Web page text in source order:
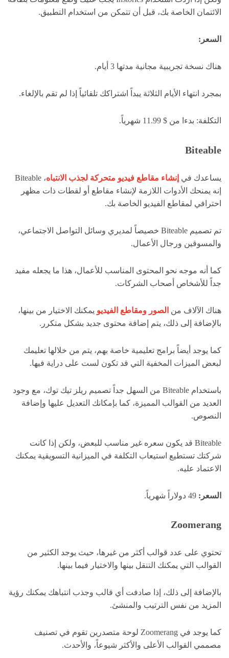
الائتمان الخاصة بك، قبل أن تتمكن من استخدام التطبيق.
السعر:
هناك نسخة تجريبية مجانية مدتها 3 أيام.
بمجرد انتهاء الأيام الثلاثة يبداً اشتراكك تلقائياً إذا لم تقم بالإلغاء.
التكلفة: بدءا من $ 11.99 شهرياً.
Biteable
يساعدك في إنشاء مقاطع فيديو متحركة لجذب الانتباه ، Biteable
إنه يمنحك الأدوات اللازمة لإنشاء مقاطع أو لقطات ذات مظهر
احترافي لمقاطع الفيديو الخاصة بك.
تم تصميم Biteable خصيصاً لمديري وسائل التواصل الاجتماعي،
والمسوقين ورجال الأعمال.
كما أنه موجه نحو المحتوى المناسب للأعمال، هذا ما يجعله مفيد
جداً للأشخاص أصحاب الشركات.
هناك الآلاف من الصور ومقاطع الفيديو يمكنك الاختيار من بينها،
بالإضافة إلى ذلك، يتم إضافة محتوى جديد بشكل متكرر.
كما يوجد أيضاً برامج تعليمية خاصة بهم، يتم من خلالها تعليمك
لبعض الميزات المخفية التي قد تكون لست على دراية فيها.
باستخدام Biteable من السهل جداً تصميم ريلز تيك توك، مع وجود
العديد من القوالب المميزة، كما بإمكانك التعديل عليها وإضافة
النصوص.
Biteable قد يكون سعره غير مناسب للبعض، ولكن إذا كانت
شركتك تستطيع استيعاب التكلفة في الميزانية التسويقية يمكنك
الاعتماد عليه.
السعر: 49 دولاراً شهرياً.
Zoomerang
تحتوي على عدد قوالب أكثر من غيرها، حيث يوجد الكثير من
القوالب التي يمكنك التنقل بينها والاختيار فيما بينها.
بالإضافة إلى ذلك، إذا صادفت أي قالب وجذب انتباهك يمكنك رؤية
المزيد من نفس الترتيب والمنشئ.
كما يوجد في Zoomerang لوحة متصدرين تقوم في تصنيف
مصممي القوالب الأعلى والأكثر شيوعاً، والأحدث.